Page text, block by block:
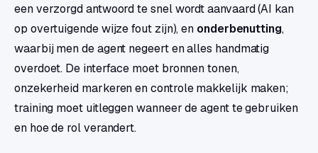
een verzorgd antwoord te snel wordt aanvaard (AI kan
op overtuigende wijze fout zijn), en onderbenutting,
waarbij men de agent negeert en alles handmatig
overdoet. De interface moet bronnen tonen,
onzekerheid markeren en controle makkelijk maken;
training moet uitleggen wanneer de agent te gebruiken
en hoe de rol verandert.